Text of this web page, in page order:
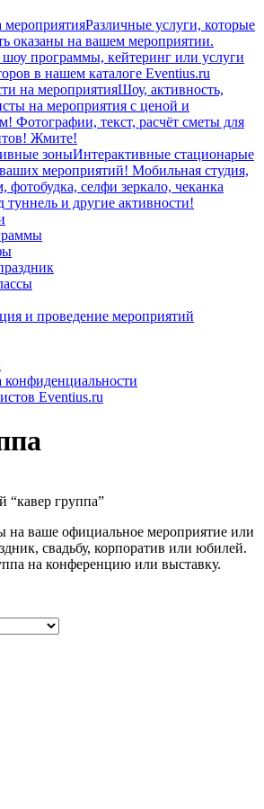
мероприятияРазличные услуги, которые
оказаны на вашем мероприятии.
программы, кейтеринг или услуги
в нашем каталоге Eventius.ru
на мероприятияШоу, активность,
на мероприятия с ценой и
Фотографии, текст, расчёт сметы для
Жмите!
зоныИнтерактивные стационарые
мероприятий! Мобильная студия,
фотобудка, селфи зеркало, чеканка
туннель и другие активности!
и проведение мероприятий
Eventius.ru
“кавер группа”
на ваше официальное мероприятие или
свадьбу, корпоратив или юбилей.
на конференцию или выставку.